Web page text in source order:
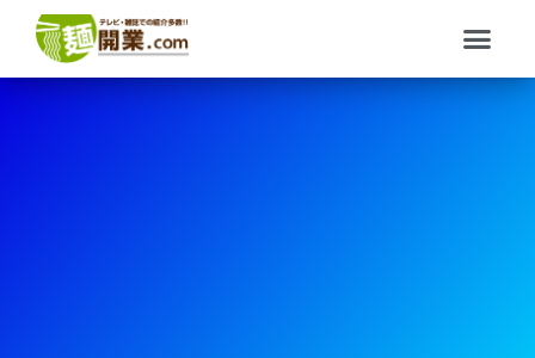
メ
ニ
ュ